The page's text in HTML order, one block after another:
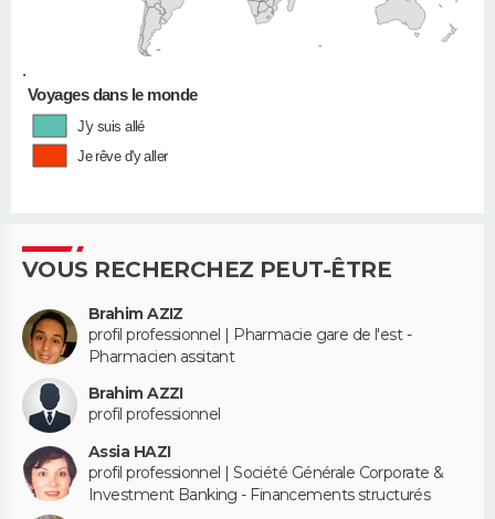
•
Voyages dans le monde
J'y suis allé
Je rêve d'y aller
VOUS RECHERCHEZ PEUT-ÊTRE
Brahim AZIZ
profil professionnel | Pharmacie gare de l'est -
Pharmacien assitant
Brahim AZZI
profil professionnel
Assia HAZI
profil professionnel | Société Générale Corporate &
Investment Banking - Financements structurés